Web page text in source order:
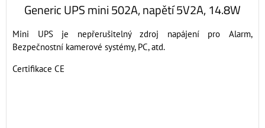
Generic UPS mini 502A, napětí 5V2A, 14.8W
Mini UPS je nepřerušitelný zdroj napájení pro Alarm,
Bezpečnostní kamerové systémy, PC, atd.
Certifikace CE